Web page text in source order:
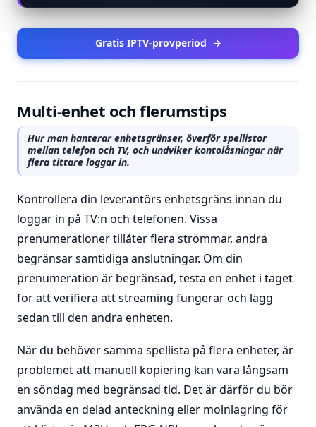
Gratis IPTV-provperiod →
Multi-enhet och flerumstips
Hur man hanterar enhetsgränser, överför spellistor
mellan telefon och TV, och undviker kontolåsningar när
flera tittare loggar in.
Kontrollera din leverantörs enhetsgräns innan du
loggar in på TV:n och telefonen. Vissa
prenumerationer tillåter flera strömmar, andra
begränsar samtidiga anslutningar. Om din
prenumeration är begränsad, testa en enhet i taget
för att verifiera att streaming fungerar och lägg
sedan till den andra enheten.
När du behöver samma spellista på flera enheter, är
problemet att manuell kopiering kan vara långsam
en söndag med begränsad tid. Det är därför du bör
använda en delad anteckning eller molnlagring för